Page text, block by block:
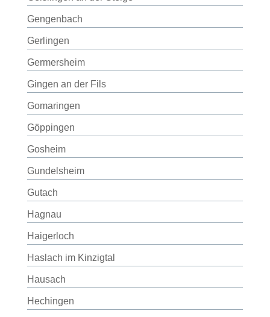
Gengenbach
Gerlingen
Germersheim
Gingen an der Fils
Gomaringen
Göppingen
Gosheim
Gundelsheim
Gutach
Hagnau
Haigerloch
Haslach im Kinzigtal
Hausach
Hechingen